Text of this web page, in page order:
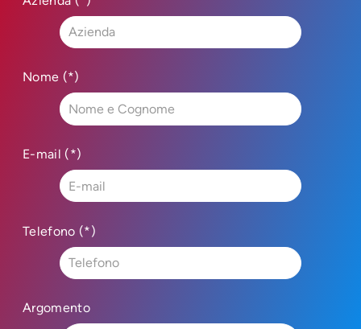
Nome (*)
E-mail (*)
Telefono (*)
Argomento